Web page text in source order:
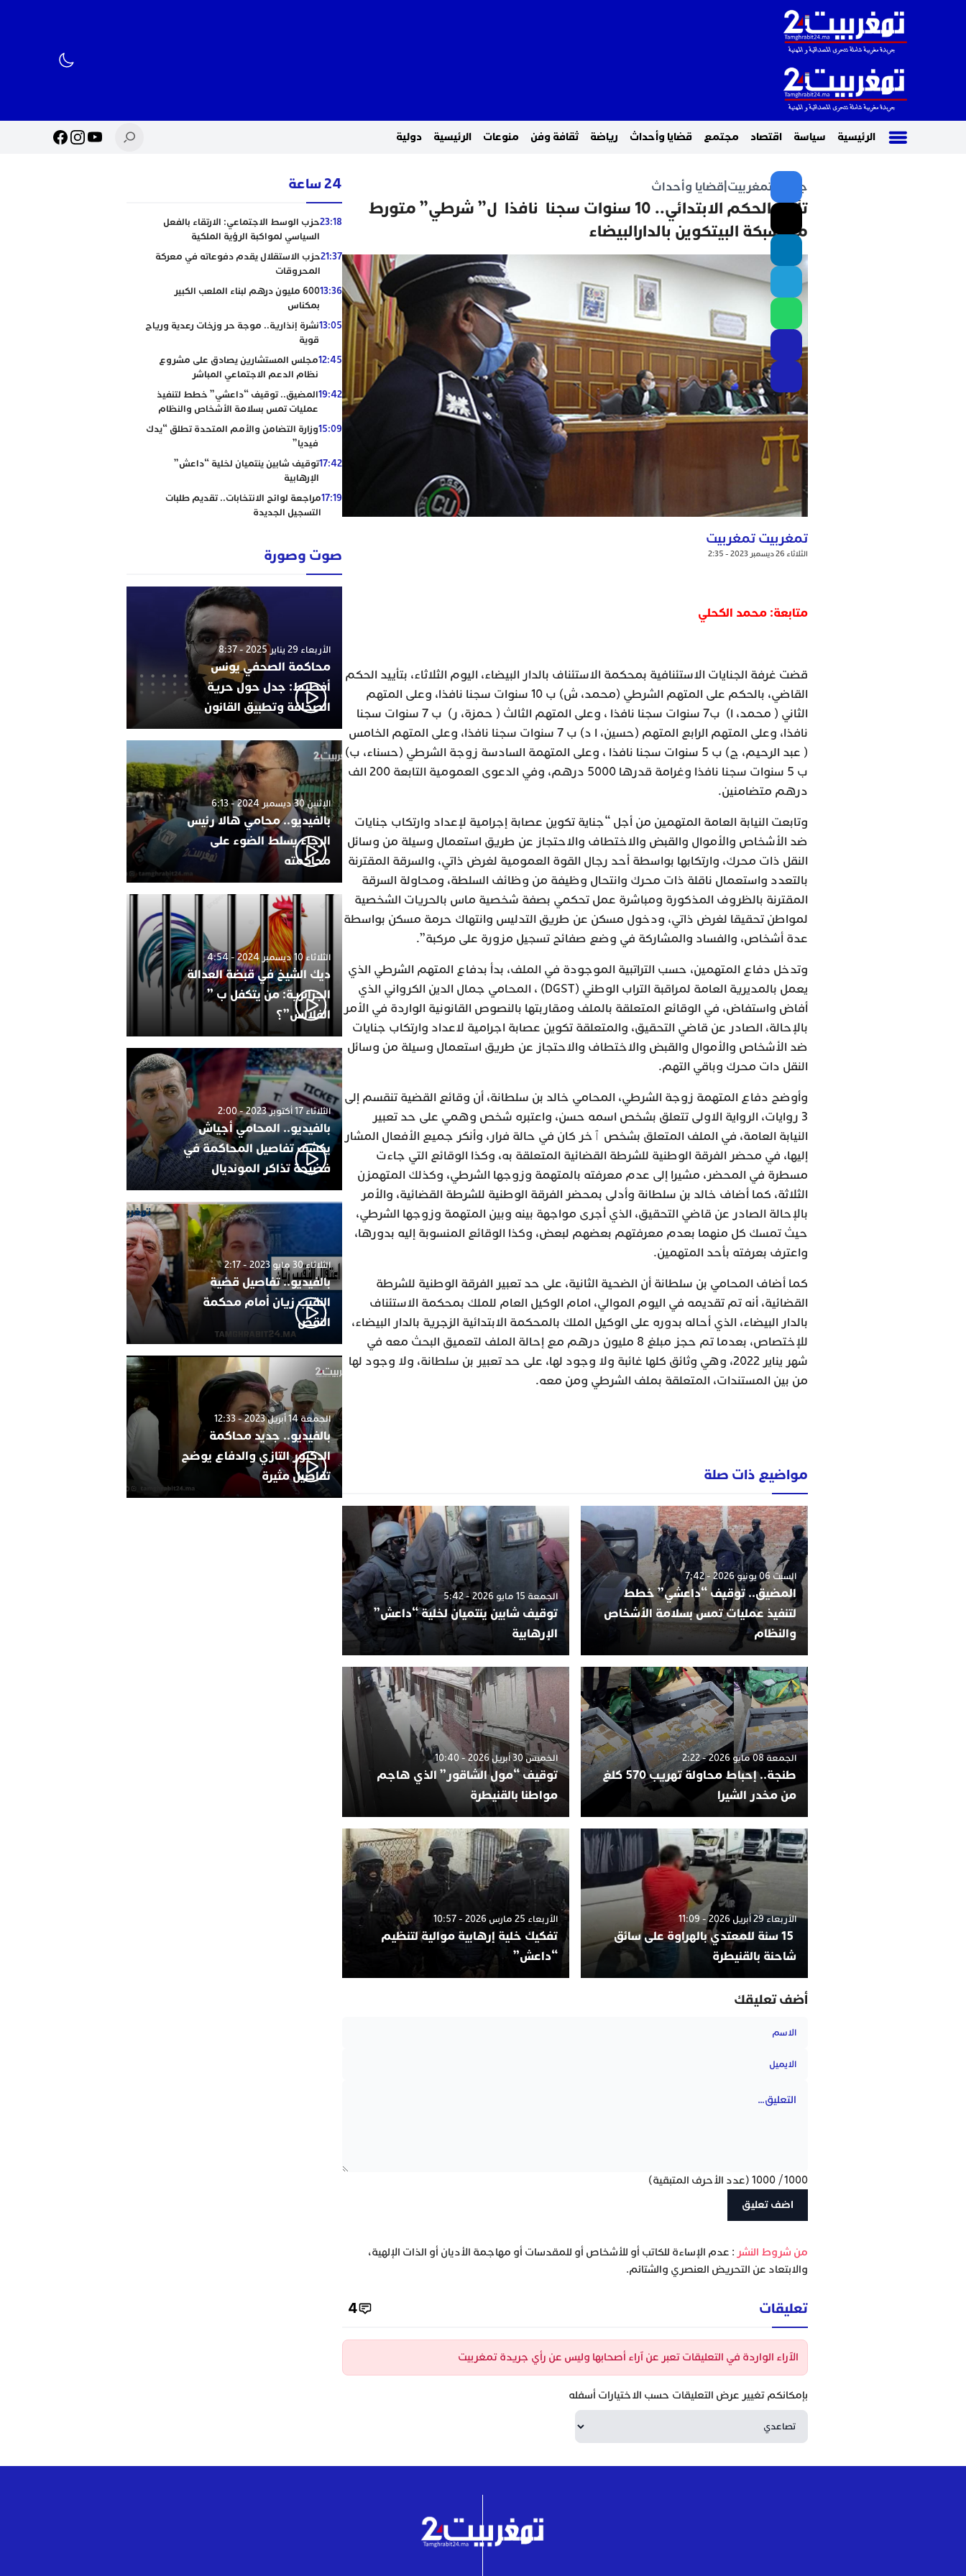
الرئيسية سياسة اقتصاد مجتمع قضايا وأحداث رياضة ثقافة وفن منوعات الرئيسية دولية
جريدة تمغربيت قضايا وأحداث
تأييد الحكم الابتدائي.. 10 سنوات سجنا نافذا ل” شرطي” متورط
مع شبكة البيتكوين بالدارالبيضاء
تمغربيت تمغربيت
الثلاثاء 26 ديسمبر 2023 - 2:35
متابعة: محمد الكحلي
قضت غرفة الجنايات الاستئنافية بمحكمة الاستئناف بالدار البيضاء، اليوم الثلاثاء، بتأييد الحكم
القاضي، بالحكم على المتهم الشرطي (محمد، ش) ب 10 سنوات سجنا نافذا، وعلى المتهم
الثاني ( محمد، ا) ب7 سنوات سجنا نافذا ، وعلى المتهم الثالث ( حمزة، ر) ب 7 سنوات سجنا
نافذا، وعلى المتهم الرابع المتهم (حسين، ا د) ب 7 سنوات سجنا نافذا، وعلى المتهم الخامس
( عبد الرحيم، ج) ب 5 سنوات سجنا نافذا ، وعلى المتهمة السادسة زوجة الشرطي (حسناء، ب)
ب 5 سنوات سجنا نافذا وغرامة قدرها 5000 درهم، وفي الدعوى العمومية التابعة 200 الف
درهم متضامنين.
وتابعت النيابة العامة المتهمين من أجل “جناية تكوين عصابة إجرامية لإعداد وارتكاب جنايات
ضد الأشخاص والأموال والقبض والاختطاف والاحتجاز عن طريق استعمال وسيلة من وسائل
النقل ذات محرك، وارتكابها بواسطة أحد رجال القوة العمومية لغرض ذاتي، والسرقة المقترنة
بالتعدد واستعمال ناقلة ذات محرك وانتحال وظيفة من وظائف السلطة، ومحاولة السرقة
المقترنة بالظروف المذكورة ومباشرة عمل تحكمي بصفة شخصية ماس بالحريات الشخصية
لمواطن تحقيقا لغرض ذاتي، ودخول مسكن عن طريق التدليس وانتهاك حرمة مسكن بواسطة
عدة أشخاص، والفساد والمشاركة في وضع صفائح تسجيل مزورة على مركبة”.
وتدخل دفاع المتهمين، حسب التراتبية الموجودة في الملف، بدأ بدفاع المتهم الشرطي الذي
يعمل بالمديرية العامة لمراقبة التراب الوطني (DGST) ، المحامي جمال الدين الكرواني الذي
أفاض واستفاض، في الوقائع المتعلقة بالملف ومقاربتها بالنصوص القانونية الواردة في الأمر
بالإحالة، الصادر عن قاضي التحقيق، والمتعلقة تكوين عصابة اجرامية لاعداد وارتكاب جنايات
ضد الأشخاص والأموال والقبض والاختطاف والاحتجاز عن طريق استعمال وسيلة من وسائل
النقل دات محرك وباقي التهم.
وأوضح دفاع المتهمة زوجة الشرطي، المحامي خالد بن سلطانة، أن وقائع القضية تنقسم إلى
3 روايات، الرواية الاولى تتعلق بشخص اسمه حسن، واعتبره شخص وهمي على حد تعبير
النيابة العامة، في الملف المتعلق بشخص ٱخر كان في حالة فرار، وأنكر جميع الأفعال المشار
إليها، في محضر الفرقة الوطنية للشرطة القضائية المتعلقة به، وكذا الوقائع التي جاءت
مسطرة في المحضر، مشيرا إلى عدم معرفته بالمتهمة وزوجها الشرطي، وكذلك المتهمزن
الثلاثة، كما أضاف خالد بن سلطانة وأدلى بمحضر الفرقة الوطنية للشرطة القضائية، والأمر
بالإحالة الصادر عن قاضي التحقيق، الذي أجرى مواجهة بينه وبين المتهمة وزوجها الشرطي،
حيث تمسك كل منهما بعدم معرفتهم بعضهم لبعض، وكذا الوقائع المنسوبة إليه بدورها،
واعترف بعرفته بأحد المتهمين.
كما أضاف المحامي بن سلطانة أن الضحية الثانية، على حد تعبير الفرقة الوطنية للشرطة
القضائية، أنه تم تقديمه في اليوم الموالي، امام الوكيل العام للملك بمحكمة الاستئناف
بالدار البيضاء، الذي أحاله بدوره على الوكيل الملك بالمحكمة الابتدائية الزجرية بالدار البيضاء،
للإختصاص، بعدما تم حجز مبلغ 8 مليون درهم مع إحالة الملف لتعميق البحث معه في
شهر يناير 2022، وهي وثائق كلها غائبة ولا وجود لها، على حد تعبير بن سلطانة، ولا وجود لها
من بين المستندات، المتعلقة بملف الشرطي ومن معه.
مواضيع ذات صلة
السبت 06 يونيو 2026 - 7:42
المضيق.. توقيف “داعشي” خطط
لتنفيذ عمليات تمس بسلامة الأشخاص
والنظام
الجمعة 15 مايو 2026 - 5:42
توقيف شابين ينتميان لخلية “داعش”
الإرهابية
الجمعة 08 مايو 2026 - 2:22
طنجة.. إحباط محاولة تهريب 570 كلغ
من مخدر الشيرا
الخميس 30 أبريل 2026 - 10:40
توقيف “مول الشاقور” الذي هاجم
مواطنا بالقنيطرة
الأربعاء 29 أبريل 2026 - 11:09
15 سنة للمعتدي بالهراوة على سائق
شاحنة بالقنيطرة
الأربعاء 25 مارس 2026 - 10:57
تفكيك خلية إرهابية موالية لتنظيم
“داعش”
أضف تعليقك
1000
/
1000 (عدد الأحرف المتبقية)
‫من شروط النشر : عدم الإساءة للكاتب أو للأشخاص أو للمقدسات أو مهاجمة الأديان أو الذات الإلهية،
والابتعاد عن التحريض العنصري والشتائم.
تعليقات 4
الآراء الواردة في التعليقات تعبر عن آراء أصحابها وليس عن رأي جريدة تمغربيت
بإمكانكم تغيير عرض التعليقات حسب الاختيارات أسفله
24 ساعة
23:18حزب الوسط الاجتماعي: الارتقاء بالفعل
السياسي لمواكبة الرؤية الملكية
21:37حزب الاستقلال يقدم دفوعاته في معركة
المحروقات
13:36
600 مليون درهم لبناء الملعب الكبير
بمكناس
13:05نشرة إنذارية.. موجة حر وزخات رعدية ورياح
قوية
12:45مجلس المستشارين يصادق على مشروع
نظام الدعم الاجتماعي المباشر
19:42المضيق.. توقيف “داعشي” خطط لتنفيذ
عمليات تمس بسلامة الأشخاص والنظام
15:09وزارة التضامن والأمم المتحدة تطلق “يدك
فيديا”
17:42توقيف شابين ينتميان لخلية “داعش”
الإرهابية
17:19مراجعة لوائح الانتخابات.. تقديم طلبات
التسجيل الجديدة
صوت وصورة
الأربعاء 29 يناير 2025 - 8:37
محاكمة الصحفي يونس
أفطيط: جدل حول حرية
الصحافة وتطبيق القانون
الإثنين 30 ديسمبر 2024 - 6:13
بالفيديو.. محامي هالا رئيس
الرجاء يسلط الضوء على
محاكمته
الثلاثاء 10 ديسمبر 2024 - 4:54
ديك الشيخ في قبضة العدالة
الجزائرية: من يتكفل ب ”
الفلالس”؟
الثلاثاء 17 أكتوبر 2023 - 2:00
بالفيديو.. المحامي أجياش
يكشف تفاصيل المحاكمة في
فضيحة تذاكر المونديال
الثلاثاء 30 مايو 2023 - 2:17
بالفيديو.. تفاصيل قضية
النقيب زيان أمام محكمة
النقض
الجمعة 14 أبريل 2023 - 12:33
بالفيديو.. جديد محاكمة
الدكتور التازي والدفاع يوضح
تفاصيل مثيرة